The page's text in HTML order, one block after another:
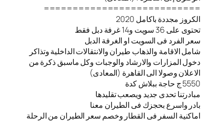
===========================
الكروز مجددة باكامل 2020
تحتوى على 36 سويت و14 غرفة دبل فقط
سعر الفرد فى السويت او الغرفة الدبل
شامل الاقامة والذهاب طيران والانتقالات الداخلية وتذاكر
دخول المزارات والارشاد والوجبات وكل ماسبق ذكرة من
الاعلان وصولا الى القاهرة (المعادى)
5550 ج حاجة ببلاش كدة
مبادرتنا تحدى جديد ويصعب تقليدها
بادر واسرع بحجزك فى الطيران معنا
️اماكنية السفر فى القطار وخصم سعر الطيران من الرحلة